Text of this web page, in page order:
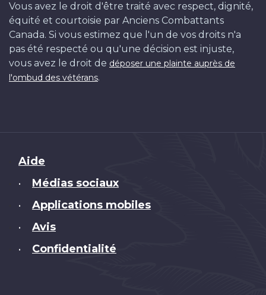
Vous avez le droit d'être traité avec respect, dignité,
équité et courtoisie par Anciens Combattants
Canada. Si vous estimez que l'un de vos droits n'a
pas été respecté ou qu'une décision est injuste,
vous avez le droit de déposer une plainte auprès de
l'ombud des vétérans.
Brand
Aide
• Médias sociaux
• Applications mobiles
• Avis
• Confidentialité